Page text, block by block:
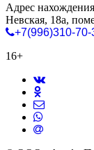
Адрес
Невская, 18а,
+7(996)310-70-
16+